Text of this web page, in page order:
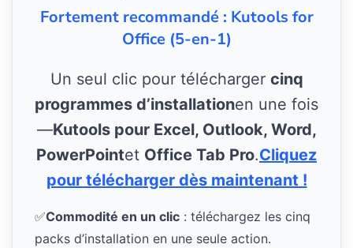
Fortement recommandé : Kutools for
Office (5-en-1)
Un seul clic pour télécharger cinq
programmes d’installationen une fois
—Kutools pour Excel, Outlook, Word,
PowerPointet Office Tab Pro.Cliquez
pour télécharger dès maintenant !
✅Commodité en un clic : téléchargez les cinq
packs d’installation en une seule action.